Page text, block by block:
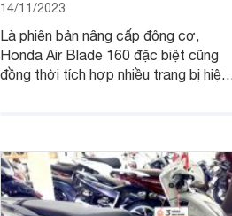
14/11/2023
Là phiên bản nâng cấp động cơ,
Honda Air Blade 160 đặc biệt cũng
đồng thời tích hợp nhiều trang bị hiện